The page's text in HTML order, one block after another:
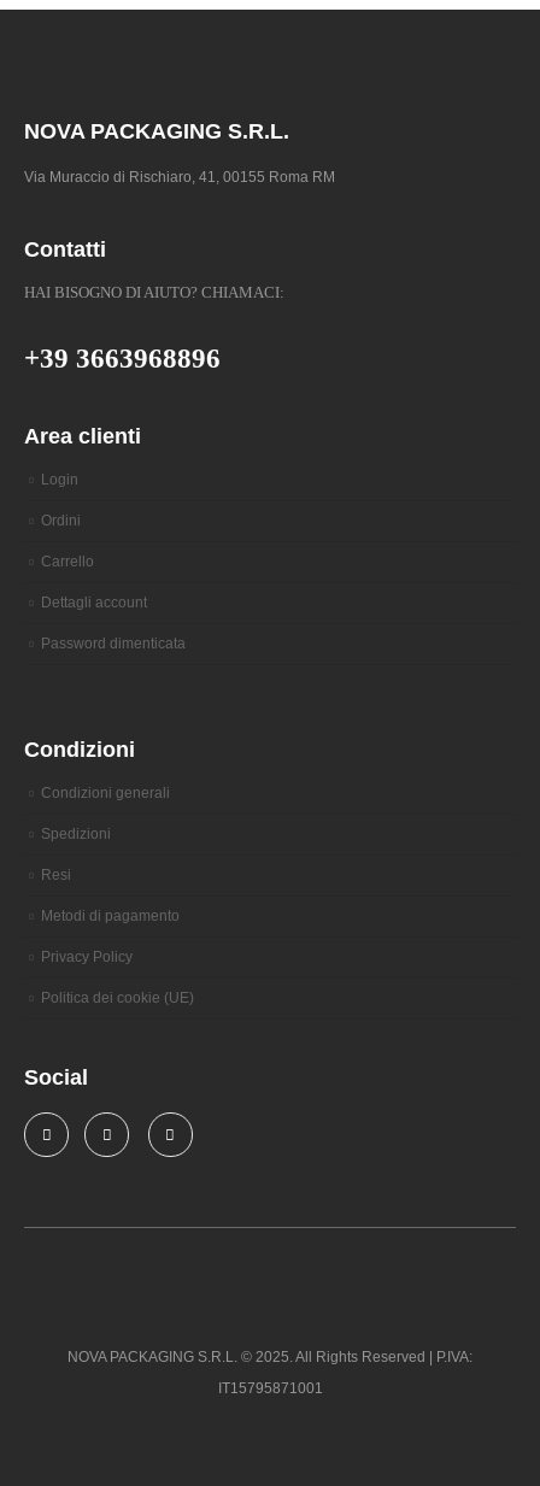
NOVA PACKAGING S.R.L.
Via Muraccio di Rischiaro, 41, 00155 Roma RM
Contatti
HAI BISOGNO DI AIUTO? CHIAMACI:
+39 3663968896
Area clienti
Login
Ordini
Carrello
Dettagli account
Password dimenticata
Condizioni
Condizioni generali
Spedizioni
Resi
Metodi di pagamento
Privacy Policy
Politica dei cookie (UE)
Social
NOVA PACKAGING S.R.L. © 2025. All Rights Reserved | P.IVA:
IT15795871001